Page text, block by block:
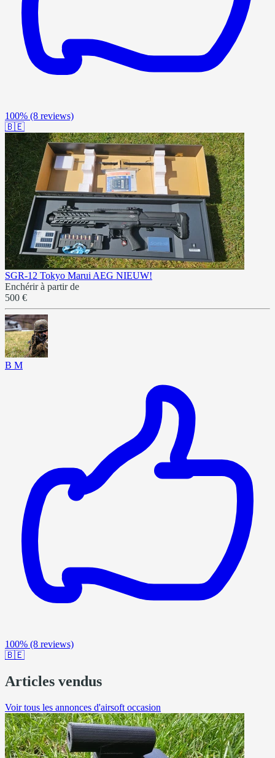
100% (8 reviews)
🇧🇪
SGR-12 Tokyo Marui AEG NIEUW!
Enchérir à partir de
500 €
B M
100% (8 reviews)
🇧🇪
Articles vendus
Voir tous les annonces d'airsoft occasion